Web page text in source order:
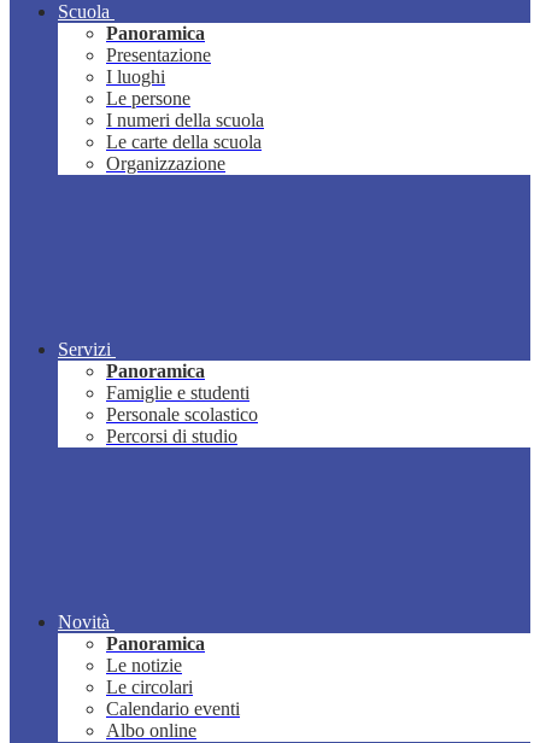
Scuola
Panoramica
Presentazione
I luoghi
Le persone
I numeri della scuola
Le carte della scuola
Organizzazione
Servizi
Panoramica
Famiglie e studenti
Personale scolastico
Percorsi di studio
Novità
Panoramica
Le notizie
Le circolari
Calendario eventi
Albo online